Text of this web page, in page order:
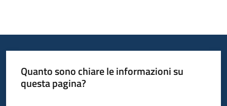
Quanto sono chiare le informazioni su
questa pagina?